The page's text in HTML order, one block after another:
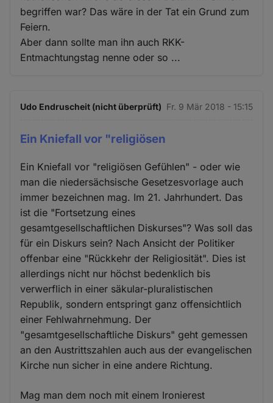
begriffen war? Das wäre in der Tat ein Grund zum
Feiern.
Aber dann sollte man ihn auch RKK-
Entmachtungstag nenne oder so ...
Udo Endruscheit (nicht überprüft) Fr. 9 Mär 2018 - 15:15
Ein Kniefall vor "religiösen
Ein Kniefall vor "religiösen Gefühlen" - oder wie
man die niedersächsische Gesetzesvorlage auch
immer bezeichnen mag. Im 21. Jahrhundert. Das
ist die "Fortsetzung eines
gesamtgesellschaftlichen Diskurses"? Was soll das
für ein Diskurs sein? Nach Ansicht der Politiker
offenbar eine "Rückkehr der Religiosität". Dies ist
allerdings nicht nur höchst bedenklich bis
verwerflich in einer säkular-pluralistischen
Republik, sondern entspringt ganz offensichtlich
einer Fehlwahrnehmung. Der
"gesamtgesellschaftliche Diskurs" geht gemessen
an den Austrittszahlen auch aus der evangelischen
Kirche nun sicher in eine andere Richtung.
Mag man dem noch mit einem Ironierest